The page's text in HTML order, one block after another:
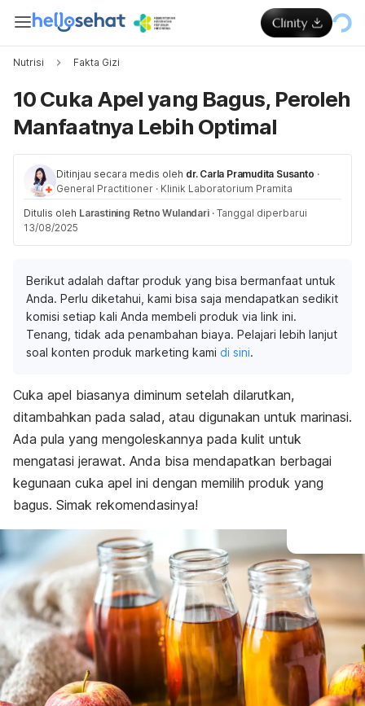
Nutrisi Fakta Gizi
10 Cuka Apel yang Bagus, Peroleh
Manfaatnya Lebih Optimal
Ditinjau secara medis oleh dr. Carla Pramudita Susanto ·
General Practitioner · Klinik Laboratorium Pramita
Ditulis oleh Larastining Retno Wulandari · Tanggal diperbarui
13/08/2025
Berikut adalah daftar produk yang bisa bermanfaat untuk
Anda. Perlu diketahui, kami bisa saja mendapatkan sedikit
komisi setiap kali Anda membeli produk via link ini.
Tenang, tidak ada penambahan biaya. Pelajari lebih lanjut
soal konten produk marketing kami di sini.
Cuka apel biasanya diminum setelah dilarutkan,
ditambahkan pada salad, atau digunakan untuk marinasi.
Ada pula yang mengoleskannya pada kulit untuk
mengatasi jerawat. Anda bisa mendapatkan berbagai
kegunaan cuka apel ini dengan memilih produk yang
bagus. Simak rekomendasinya!